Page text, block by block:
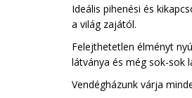
Ideális pihenési és
a világ zajától.
Felejthetetlen élményt
látványa és még sok-sok
Vendégházunk várja